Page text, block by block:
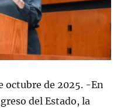
octubre de 2025. -En
del Estado, la